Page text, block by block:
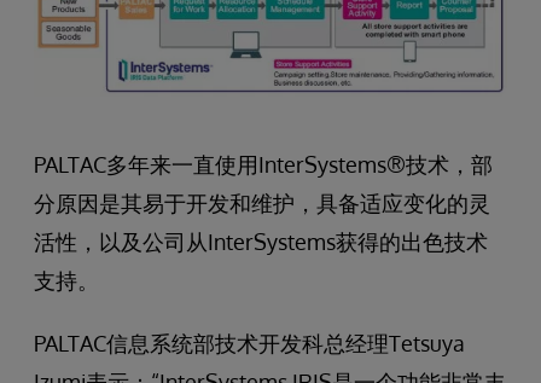
PALTAC多年来一直使用InterSystems®技术，部
分原因是其易于开发和维护，具备适应变化的灵
活性，以及公司从InterSystems获得的出色技术
支持。
PALTAC信息系统部技术开发科总经理Tetsuya